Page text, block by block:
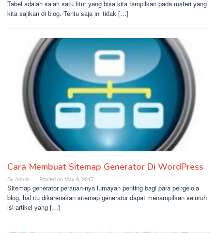
Tabel adalah salah satu fitur yang bisa kita tampilkan pada materi yang
kita sajikan di blog. Tentu saja ini tidak […]
Cara Membuat Sitemap Generator Di WordPress
By Admin Posted on May 9, 2017
Sitemap generator peranan-nya lumayan penting bagi para pengelola
blog, hal itu dikarenakan sitemap generator dapat menampilkan seluruh
isi artikel yang […]